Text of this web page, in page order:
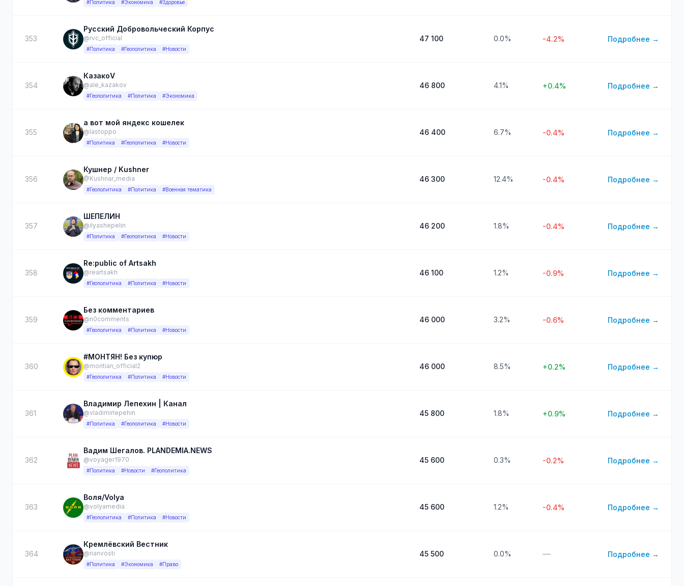
#Политика #Экономика #Здоровье
353
Русский Добровольческий Корпус
@rvc_official
#Политика #Геополитика #Новости
47 100 0.0% -4.2% Подробнее →
354
КазакоV
@ale_kazakov
#Геополитика #Политика #Экономика
46 800 4.1% +0.4% Подробнее →
355
а вот мой яндекс кошелек
@lastoppo
#Политика #Геополитика #Новости
46 400 6.7% -0.4% Подробнее →
356
Кушнер / Kushner
@Kushnar_media
#Геополитика #Политика #Военная тематика
46 300 12.4% -0.4% Подробнее →
357
ШЕПЕЛИН
@ilyashepelin
#Политика #Геополитика #Новости
46 200 1.8% -0.4% Подробнее →
358
Re:public of Artsakh
@reartsakh
#Геополитика #Политика #Новости
46 100 1.2% -0.9% Подробнее →
359
Без комментариев
@n0comments
#Геополитика #Политика #Новости
46 000 3.2% -0.6% Подробнее →
360
#МОНТЯН! Без купюр
@montian_official2
#Геополитика #Политика #Новости
46 000 8.5% +0.2% Подробнее →
361
Владимир Лепехин | Канал
@vladimirlepehin
#Политика #Геополитика #Новости
45 800 1.8% +0.9% Подробнее →
362
Вадим Шегалов. PLANDEMIA.NEWS
@voyager1970
#Политика #Новости #Геополитика
45 600 0.3% -0.2% Подробнее →
363
Воля/Volya
@volyamedia
#Геополитика #Политика #Новости
45 600 1.2% -0.4% Подробнее →
364
Кремлёвский Вестник
@rianvosti
#Политика #Экономика #Право
45 500 0.0% — Подробнее →